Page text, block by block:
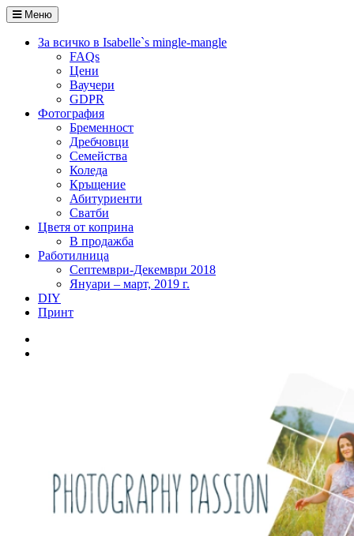
Меню
За всичко в Isabelle`s mingle-mangle
FAQs
Цени
Ваучери
GDPR
Фотография
Бременност
Дребчовци
Семейства
Коледа
Кръщение
Абитуриенти
Сватби
Цветя от коприна
В продажба
Работилница
Септември-Декември 2018
Януари – март, 2019 г.
DIY
Принт